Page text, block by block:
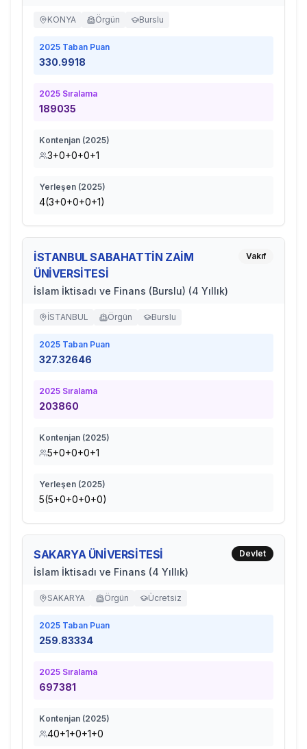
KONYA Örgün Burslu
2025 Taban Puan
330.9918
2025 Sıralama
189035
Kontenjan (2025)
3+0+0+0+1
Yerleşen (2025)
4(3+0+0+0+1)
İSTANBUL SABAHATTİN ZAİM
ÜNİVERSİTESİ
İslam İktisadı ve Finans (Burslu) (4 Yıllık)
Vakıf
İSTANBUL Örgün Burslu
2025 Taban Puan
327.32646
2025 Sıralama
203860
Kontenjan (2025)
5+0+0+0+1
Yerleşen (2025)
5(5+0+0+0+0)
SAKARYA ÜNİVERSİTESİ
İslam İktisadı ve Finans (4 Yıllık)
Devlet
SAKARYA Örgün Ücretsiz
2025 Taban Puan
259.83334
2025 Sıralama
697381
Kontenjan (2025)
40+1+0+1+0